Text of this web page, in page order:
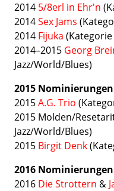
2014 5/8erl in Ehr'n
2014Sex Jams
2014 Fijuka (Kategorie
2014–2015 Georg
Jazz/World/Blues)
2015 Nominierungen
2015A.G. Trio
2015 Molden/
Jazz/World/Blues)
2015 Birgit Denk
2016 Nominierungen
2016 Die Strottern &